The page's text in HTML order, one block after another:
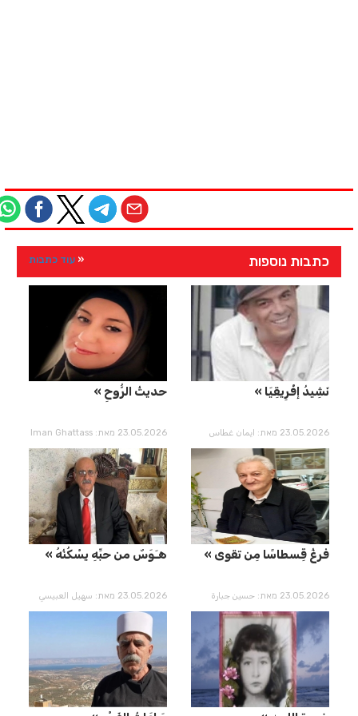
כתבות נוספות עוד כתבות
نَشِيدُ إفْرِيقِيَا
23.05.2026 מאת: ايمان غطاس
حديثُ الرُّوحِ
23.05.2026 מאת: Iman Ghattass
ُفرغُ قِسطاسًا مِن تقوى
23.05.2026 מאת: حسين جبارة
هـَوَسٌ من حبِّهِ يسْكُنُهُ
23.05.2026 מאת: سهيل العبيسي